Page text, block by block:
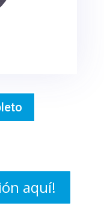
aquí!